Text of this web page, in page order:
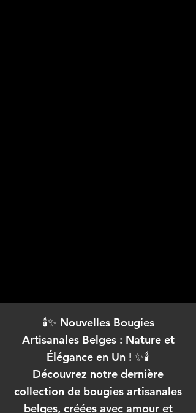
🕯️✨ Nouvelles Bougies
Artisanales Belges : Nature et
Élégance en Un ! ✨🕯️
Découvrez notre dernière
collection de bougies artisanales
belges, créées avec amour et